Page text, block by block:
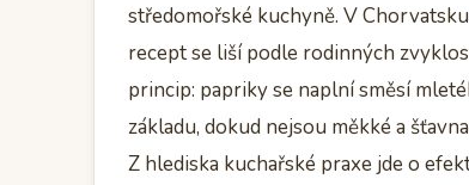
středomořské kuchyně. V
recept se liší podle rodinných
princip: papriky se naplní směsí
základu, dokud nejsou měkké a
Z hlediska kuchařské praxe jde o